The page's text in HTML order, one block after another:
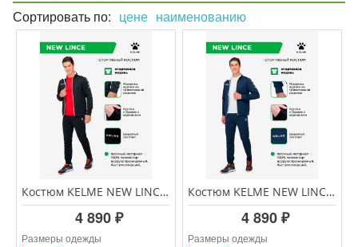
Сортировать по: цене наименованию
Костюм KELME NEW LINCE 3771200/3773200.003
4 890 ₽
Размеры одежды
Костюм KELME NEW LINCE 3771200/3773200.424
4 890 ₽
Размеры одежды